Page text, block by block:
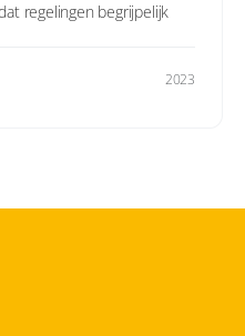
regelingen begrijpelijk
2023